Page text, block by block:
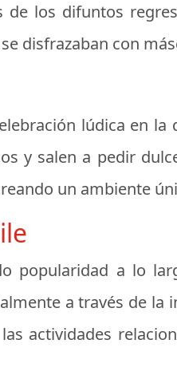
los difuntos
disfrazaban con
lúdica en
y salen a pedir
un ambiente
popularidad a lo
a través de la
actividades